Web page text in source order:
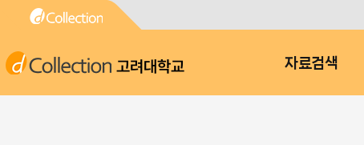
고려대학교 자료검색